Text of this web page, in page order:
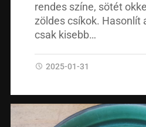
rendes színe, sötét
zöldes csíkok. Hasonlít
csak kisebb…
2025-01-31